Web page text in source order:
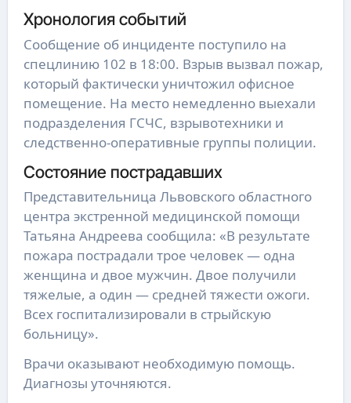
Хронология событий
Сообщение об инциденте поступило на
спецлинию 102 в 18:00. Взрыв вызвал пожар,
который фактически уничтожил офисное
помещение. На место немедленно выехали
подразделения ГСЧС, взрывотехники и
следственно-оперативные группы полиции.
Состояние пострадавших
Представительница Львовского областного
центра экстренной медицинской помощи
Татьяна Андреева сообщила: «В результате
пожара пострадали трое человек — одна
женщина и двое мужчин. Двое получили
тяжелые, а один — средней тяжести ожоги.
Всех госпитализировали в стрыйскую
больницу».
Врачи оказывают необходимую помощь.
Диагнозы уточняются.